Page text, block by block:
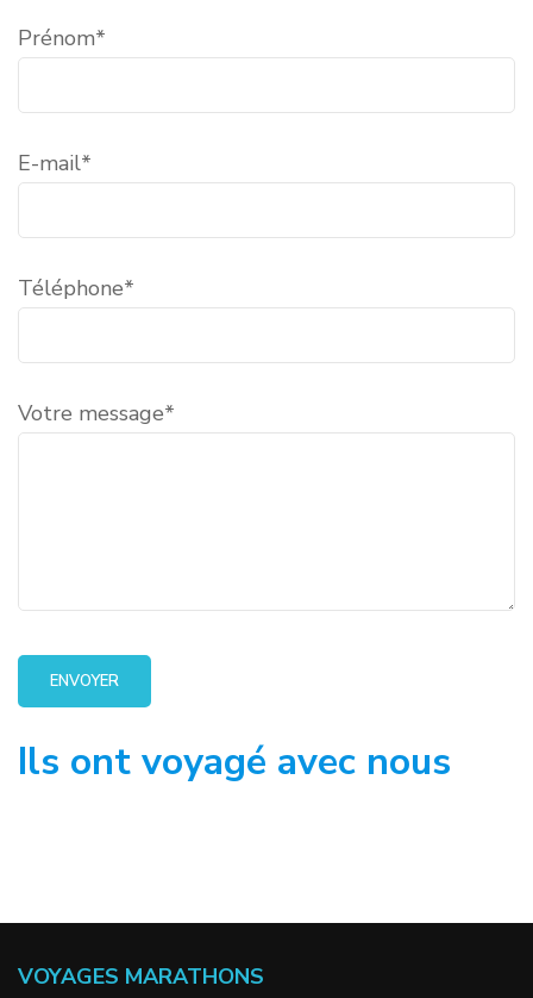
Prénom*
E-mail*
Téléphone*
Votre message*
Ils ont voyagé avec nous
VOYAGES MARATHONS